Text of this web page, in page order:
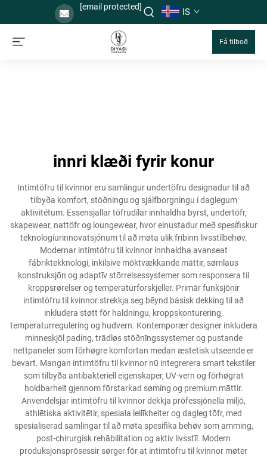
[email protected] IS
Fá tilboð
innri klæði fyrir konur
Intimtöfru til kvinnor eru samlingur undertöfru designadur til að
tilbyða komfort, stöðningu og sjálfborgningu í daglegum
aktivitétum. Essensjallar töfrudílar innhaldha byrst, undertöfr,
skapewear, nattöfr og loungewear, hvor einustadur með spesífiskur
teknologíurinnovatsjónum til að møta ulik fribinn livsstílbehøv.
Modernar intimtöfru til kvinnor innhaldha avanseat
fábriktekknologi, inkilsive mōktvækkande māttir, sømlaus
konstruksjōn og adaptīv stōrrelsessystemer som responsera til
kroppsrørelser og temperaturforskjeller. Primār funksjōnir
intimtöfru til kvinnor strekkja seg bēynd básisk dekking til að
inkludera støtt fōr haldningu, kroppskonturering,
temperaturregulering og hudvern. Kontemporær designer inkludera
minneskjōl padíng, trādløs stōðnīngssystemer og pustande
nettpaneler som fōrhøgre komfortan medan æstetisk utseende er
bevart. Mangan intimtöfru til kvinnor nū integrerera smart tekstiler
som tilbyða antibakteriell eigenskaper, UV-vern og fōrhøgrat
holdbarheit gjennom fōrstarkad sømíng og premium māttir.
Anvendelsjar intimtöfru til kvinnor dekkja prōfessjōnella miljō,
athlētiska aktivitētir, spesiala leilīkheiter og dagleg tōfr, med
spesialiserad samlingar til að møta spesifika behøv som amming,
post-chirurgisk rehābilitation og aktiv livsstīl. Modern
produksjonsprōsessir sørger fōr at intimtöfru til kvinnor møter